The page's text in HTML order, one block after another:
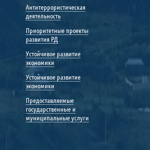
Антитеррористическая
деятельность
Приоритетные проекты
развития РД
Устойчивое развитие
экономики
Устойчивое развитие
экономики
Предоставляемые
государственные и
муниципальные услуги